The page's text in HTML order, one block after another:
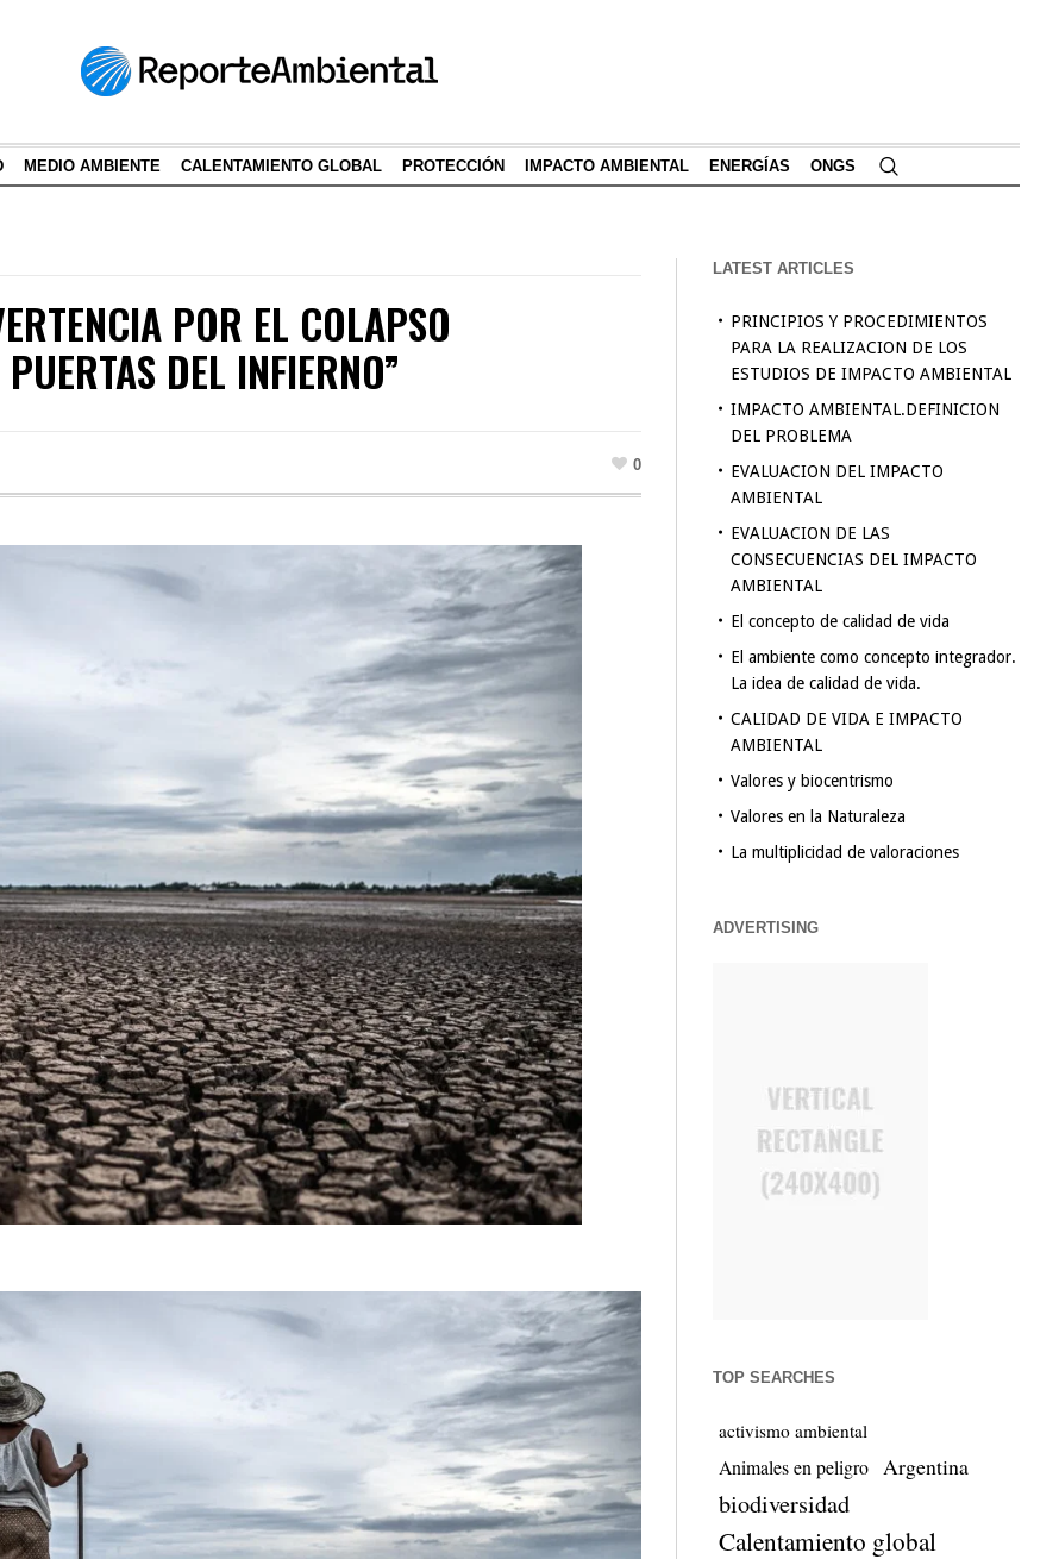
MEDIO AMBIENTE CALENTAMIENTO GLOBAL PROTECCIÓN IMPACTO AMBIENTAL ENERGÍAS ONGS
POR EL COLAPSO
DEL INFIERNO”
0
LATEST ARTICLES
PRINCIPIOS Y PROCEDIMIENTOS
PARA LA REALIZACION DE LOS
ESTUDIOS DE IMPACTO AMBIENTAL
IMPACTO AMBIENTAL.DEFINICION
DEL PROBLEMA
EVALUACION DEL IMPACTO
AMBIENTAL
EVALUACION DE LAS
CONSECUENCIAS DEL IMPACTO
AMBIENTAL
El concepto de calidad de vida
El ambiente como concepto integrador.
La idea de calidad de vida.
CALIDAD DE VIDA E IMPACTO
AMBIENTAL
Valores y biocentrismo
Valores en la Naturaleza
La multiplicidad de valoraciones
ADVERTISING
TOP SEARCHES
activismo ambiental
Animales en peligro Argentina
biodiversidad
Calentamiento global